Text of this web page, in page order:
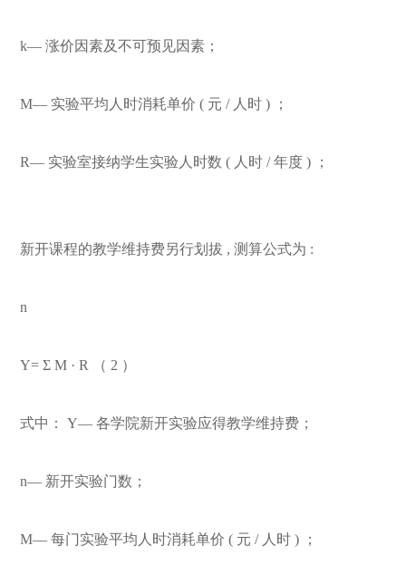
k— 涨价因素及不可预见因素；
M— 实验平均人时消耗单价 ( 元 / 人时 ) ；
R— 实验室接纳学生实验人时数 ( 人时 /年度 ) ；
新开课程的教学维持费另行划拔 , 测算公式为 :
n
Y= Σ M · R （ 2 ）
式中： Y— 各学院新开实验应得教学维持费；
n— 新开实验门数；
M— 每门实验平均人时消耗单价 ( 元 / 人时 ) ；